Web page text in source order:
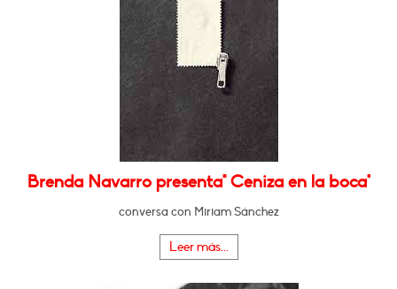
Brenda Navarro presenta" Ceniza en la boca"
conversa con Miriam Sánchez
Leer más...